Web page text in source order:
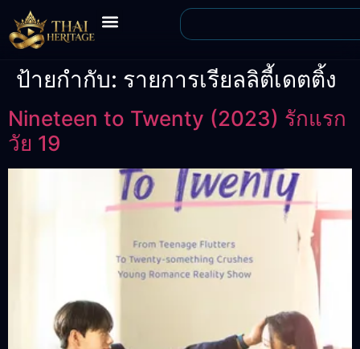
ป้ายกำกับ: รายการเรียลลิตี้เดตติ้ง
Nineteen to Twenty (2023) รักแรก
วัย 19